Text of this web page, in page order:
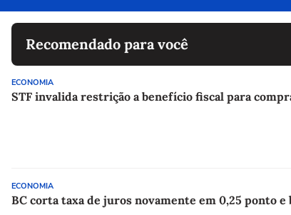
Recomendado para você
ECONOMIA
STF invalida restrição a benefício fiscal para
ECONOMIA
BC corta taxa de juros novamente em 0,25 ponto e